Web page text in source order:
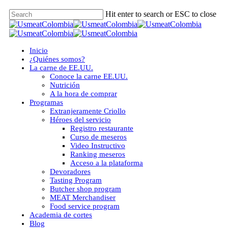
Skip
to
main
Hit enter to search or ESC to close
Close
Search
Menu
Inicio
¿Quiénes somos?
La carne de EE.UU.
Conoce la carne EE.UU.
Nutrición
A la hora de comprar
Programas
Extranjeramente Criollo
Héroes del servicio
Registro restaurante
Curso de meseros
Video Instructivo
Ranking meseros
Acceso a la plataforma
Devoradores
Tasting Program
Butcher shop program
MEAT Merchandiser
Food service program
Academia de cortes
Blog